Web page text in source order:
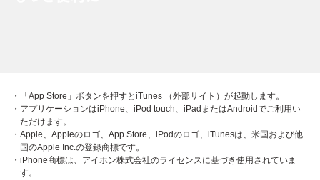
・「App Store」ボタンを押すとiTunes （外部サイト）が起動します。
・アプリケーションはiPhone、iPod touch、iPadまたはAndroidでご利用い
ただけます。
・Apple、Appleのロゴ、App Store、iPodのロゴ、iTunesは、米国および他
国のApple Inc.の登録商標です。
・iPhone商標は、アイホン株式会社のライセンスに基づき使用されていま
す。